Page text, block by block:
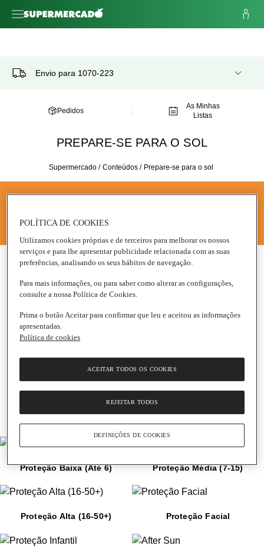
Envio para 1070-223
Pedidos
As Minhas
Listas
PREPARE-SE PARA O SOL
Supermercado / Conteúdos / Prepare-se para o sol
Proteção, cuidado e limpeza
Com a chegada dos dias de sol e calor, a pele e o cabelo
precisam de cuidados especiais para se manterem saudáveis
e protegidos. No Supermercado El Corte Inglés reunimos tudo
protetores solares para toda a família ao aftersun que acalma
a pele, passando pelos tratamentos capilares que protegem o
cabelo do calor e pelos produtos de limpeza que mantêm a
Proteção Baixa (Até 6) Proteção Média (7-15)
Proteção Alta (16-50+) Proteção Facial
POLÍTICA DE COOKIES
Utilizamos cookies próprias e de terceiros para melhorar os nossos
serviços e para lhe apresentar publicidade relacionada com as suas
preferências, analisando os seus hábitos de navegação.
Para mais informações, ou para saber como alterar as configurações,
consulte a nossa Política de Cookies.
Prima o botão Aceitar para confirmar que leu e aceitou as informações
apresentadas.
Política de cookies
REJEITAR TODOS
ACEITAR TODOS OS COOKIES
DEFINIÇÕES DE COOKIES